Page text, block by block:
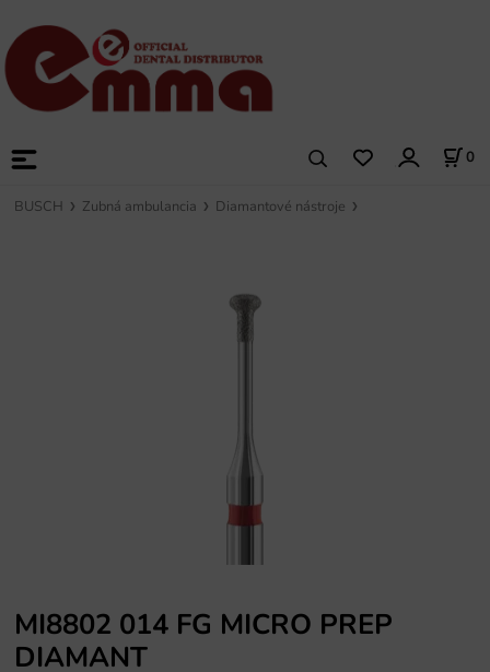
0
BUSCH Zubná ambulancia Diamantové nástroje
MI8802 014 FG MICRO PREP
DIAMANT